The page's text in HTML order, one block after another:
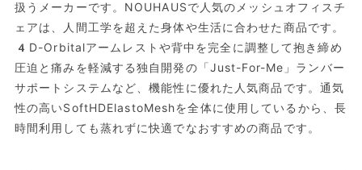
扱うメーカーです。NOUHAUSで人気のメッシュオフィスチ
ェアは、人間工学を超えた身体や生活に合わせた商品です。
4D-Orbitalアームレストや背中を完全に調整して抱き締め
圧迫と痛みを軽減する独自開発の「Just-For-Me」ランバー
サポートシステムなど、機能性に優れた人気商品です。通気
性の高いSoftHDElastoMeshを全体に使用しているから、長
時間利用しても蒸れずに快適でなおすすめの商品です。